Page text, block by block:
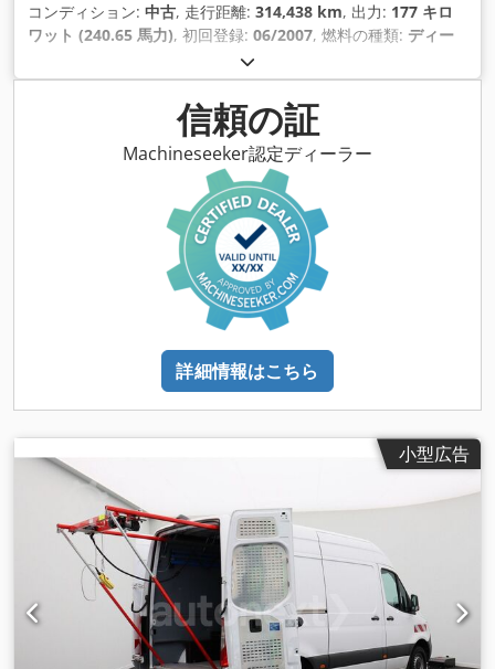
コンディション: 中古, 走行距離: 314,438 km, 出力: 177 キロ
ワット (240.65 馬力), 初回登録: 06/2007, 燃料の種類: ディー
10,990 kg（キログラム）
3,010 kg（キログラム）, 総重量:14,000 kg（キログラム）, ア
, ホイールベース:5,000 mm
その他, 変速方式:機械式
2, 荷室長:7,500 mm, 荷室幅:2,450 mm
ABS（アンチロック・ブレーキ・システム）, エアコン, キャビ
ン, クルーズコントロール, クレーン, コンプレッサー, デファレ
ンシャルロック, トレーラー連結装置, パーキングヒーター
信頼の証
Machineseeker認定ディーラー
詳細情報はこちら
小型広告